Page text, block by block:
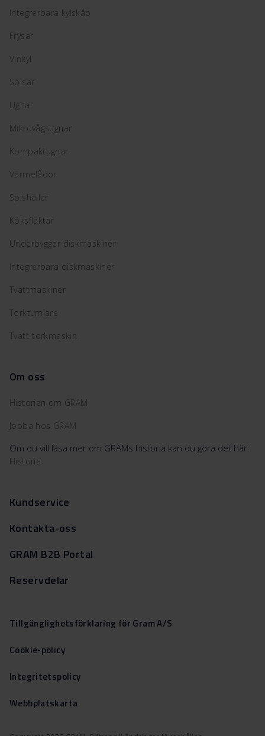
Integrerbara kylskåp
Frysar
Vinkyl
Spisar
Ugnar
Mikrovågsugnar
Kompaktugnar
Värmelådor
Spishällar
Köksfläktar
Underbygger diskmaskiner
Integrerbara diskmaskiner
Tvättmaskiner
Torktumlare
Tvätt-torkmaskin
Om oss
Historien om GRAM
Jobba hos GRAM
Om du vill läsa mer om GRAMs historia kan du göra det här:
Historia
Kundservice
Kontakta-oss
GRAM B2B Portal
Reservdelar
Tillgänglighetsförklaring för Gram A/S
Cookie-policy
Integritetspolicy
Webbplatskarta